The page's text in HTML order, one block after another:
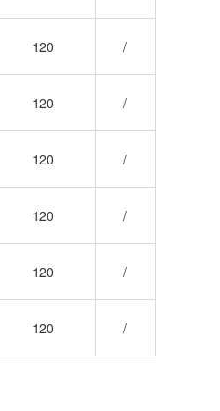
120 /
120 /
120 /
120 /
120 /
120 /